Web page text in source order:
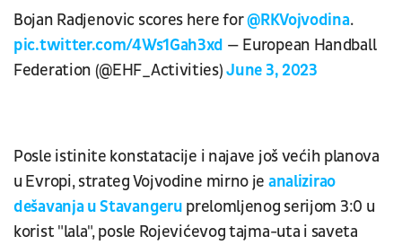
Bojan Radjenovic scores here for@RKVojvodina.
pic.twitter.com/4Ws1Gah3xd — European Handball
Federation (@EHF_Activities)June 3, 2023
Posle istinite konstatacije i najave još većih planova
u Evropi, strateg Vojvodine mirno je analizirao
dešavanja u Stavangeru prelomljenog serijom 3:0 u
korist "lala", posle Rojevićevog tajma-uta i saveta